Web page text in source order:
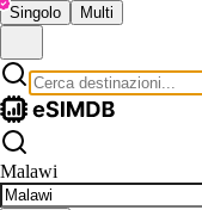
Singolo Multi
Malawi